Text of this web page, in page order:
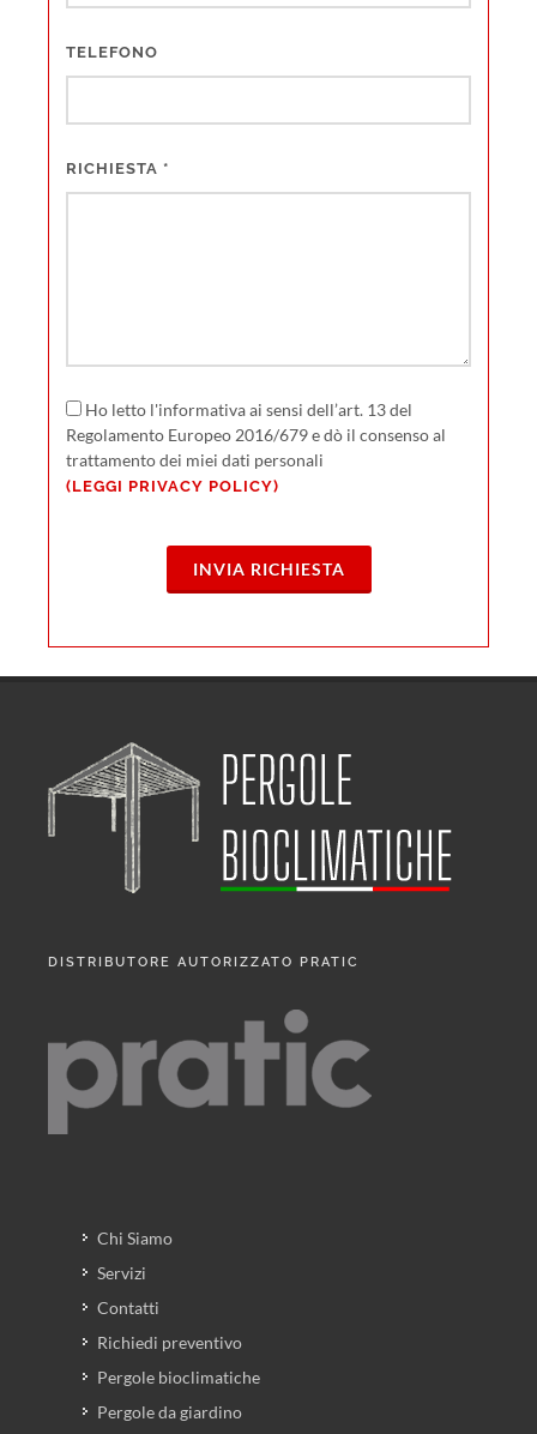
TELEFONO
RICHIESTA *
Ho letto l'informativa ai sensi dell’art. 13 del
Regolamento Europeo 2016/679 e dò il consenso al
trattamento dei miei dati personali
(LEGGI PRIVACY POLICY)
INVIA RICHIESTA
DISTRIBUTORE AUTORIZZATO PRATIC
Chi Siamo
Servizi
Contatti
Richiedi preventivo
Pergole bioclimatiche
Pergole da giardino